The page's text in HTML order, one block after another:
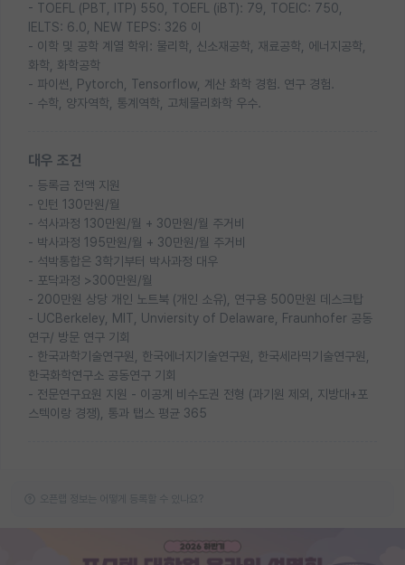
- TOEFL (PBT, ITP) 550, TOEFL (iBT): 79, TOEIC: 750,
IELTS: 6.0, NEW TEPS: 326 이
- 이학 및 공학 계열 학위: 물리학, 신소재공학, 재료공학, 에너지공학,
화학, 화학공학
- 파이썬, Pytorch, Tensorflow, 계산 화학 경험. 연구 경험.
- 수학, 양자역학, 통계역학, 고체물리화학 우수.
대우 조건
- 등록금 전액 지원
- 인턴 130만원/월
- 석사과정 130만원/월 + 30만원/월 주거비
- 박사과정 195만원/월 + 30만원/월 주거비
- 석박통합은 3학기부터 박사과정 대우
- 포닥과정 >300만원/월
- 200만원 상당 개인 노트북 (개인 소유), 연구용 500만원 데스크탑
- UCBerkeley, MIT, Unviersity of Delaware, Fraunhofer 공동
연구/ 방문 연구 기회
- 한국과학기술연구원, 한국에너지기술연구원, 한국세라믹기술연구원,
한국화학연구소 공동연구 기회
- 전문연구요원 지원 - 이공계 비수도권 전형 (과기원 제외, 지방대+포
스텍이랑 경쟁), 통과 탭스 평균 365
오픈랩 정보는 어떻게 등록할 수 있나요?